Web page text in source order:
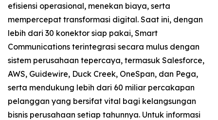
efisiensi operasional, menekan biaya, serta
mempercepat transformasi digital. Saat ini, dengan
lebih dari 30 konektor siap pakai, Smart
Communications terintegrasi secara mulus dengan
sistem perusahaan tepercaya, termasuk Salesforce,
AWS, Guidewire, Duck Creek, OneSpan, dan Pega,
serta mendukung lebih dari 60 miliar percakapan
pelanggan yang bersifat vital bagi kelangsungan
bisnis perusahaan setiap tahunnya. Untuk informasi